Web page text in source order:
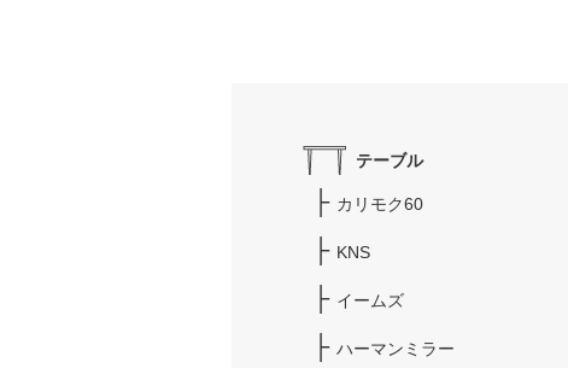
テーブル
カリモク60
KNS
イームズ
ハーマンミラー